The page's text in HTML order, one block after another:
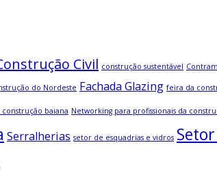
Civil construção sustentável
do Nordeste Fachada Glazing feira da
baiana Networking para profissionais da
Serralherias setor de esquadrias e vidros